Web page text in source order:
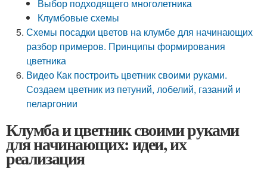
Выбор подходящего многолетника
Клумбовые схемы
Схемы посадки цветов на клумбе для начинающих
разбор примеров. Принципы формирования
цветника
Видео Как построить цветник своими руками.
Создаем цветник из петуний, лобелий, газаний и
пеларгонии
Клумба и цветник своими руками
для начинающих: идеи, их
реализация